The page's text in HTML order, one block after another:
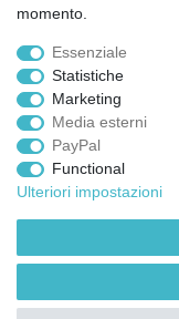
momento.
Essenziale
Statistiche
Marketing
Media esterni
PayPal
Functional
Ulteriori impostazioni